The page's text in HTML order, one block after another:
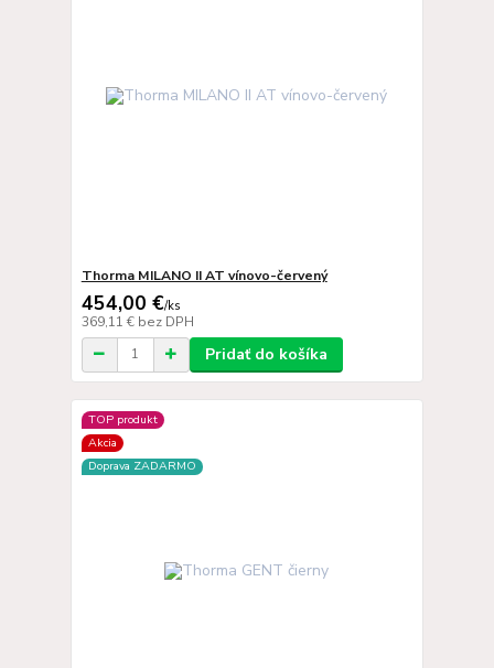
Thorma MILANO II AT vínovo-červený
454,00 €/ks
369,11 € bez DPH
Pridať do košíka
TOP produkt
Akcia
Doprava ZADARMO